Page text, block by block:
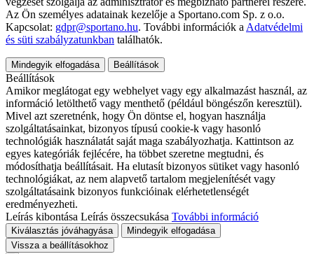
Az Ön személyes adatainak kezelője a Sportano.com Sp. z o.o.
Kapcsolat: gdpr@sportano.hu. További információk a Adatvédelmi
és süti szabályzatunkban találhatók.
Mindegyik elfogadása Beállítások
Beállítások
Amikor meglátogat egy webhelyet vagy egy alkalmazást használ, az
információ letölthető vagy menthető (például böngészőn keresztül).
Mivel azt szeretnénk, hogy Ön döntse el, hogyan használja
szolgáltatásainkat, bizonyos típusú cookie-k vagy hasonló
technológiák használatát saját maga szabályozhatja. Kattintson az
egyes kategóriák fejlécére, ha többet szeretne megtudni, és
módosíthatja beállításait. Ha elutasít bizonyos sütiket vagy hasonló
technológiákat, az nem alapvető tartalom megjelenítését vagy
szolgáltatásaink bizonyos funkcióinak elérhetetlenségét
eredményezheti.
Leírás kibontása Leírás összecsukása További információ
Kiválasztás jóváhagyása
Mindegyik elfogadása
Vissza a beállításokhoz